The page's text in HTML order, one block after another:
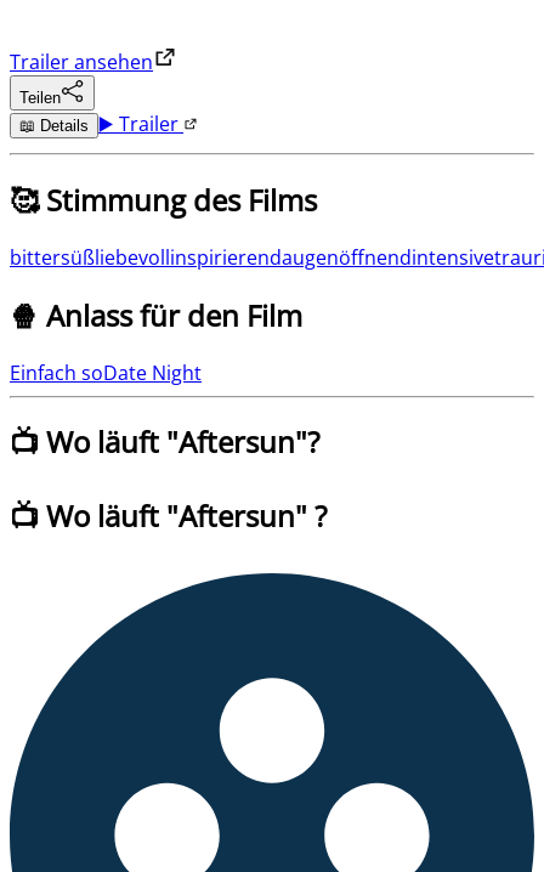
Trailer ansehen
Teilen
📖 Details ▶️ Trailer
🥰 Stimmung des Films
bittersüßliebevollinspirierendaugenöffnendintensive
🍿 Anlass für den Film
Einfach soDate Night
📺 Wo läuft "Aftersun"?
📺 Wo läuft "Aftersun" ?